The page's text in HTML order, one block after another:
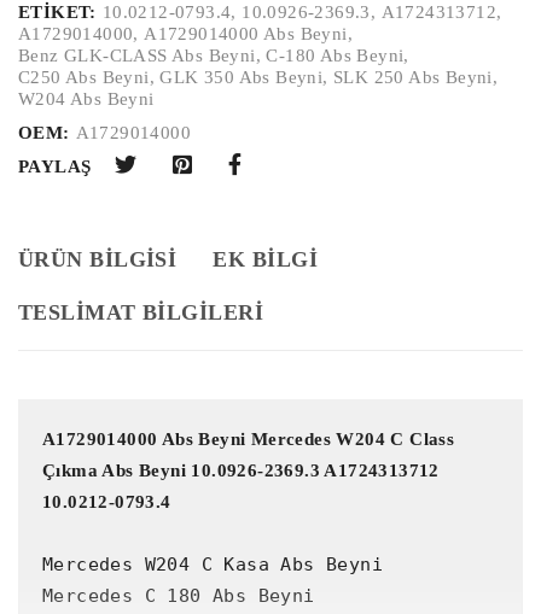
ETIKET: 10.0212-0793.4, 10.0926-2369.3, A1724313712,
A1729014000, A1729014000 Abs Beyni,
Benz GLK-CLASS Abs Beyni,C-180 Abs Beyni,
C250 Abs Beyni,GLK 350 Abs Beyni, SLK 250 Abs Beyni,
W204 Abs Beyni
OEM: A1729014000
PAYLAŞ
ÜRÜN BILGISI EK BILGI
TESLİMAT BİLGİLERİ
A1729014000 Abs Beyni Mercedes W204 C Class
Çıkma Abs Beyni 10.0926-2369.3 A1724313712
10.0212-0793.4
Mercedes W204 C Kasa Abs Beyni
Mercedes C 180 Abs Beyni